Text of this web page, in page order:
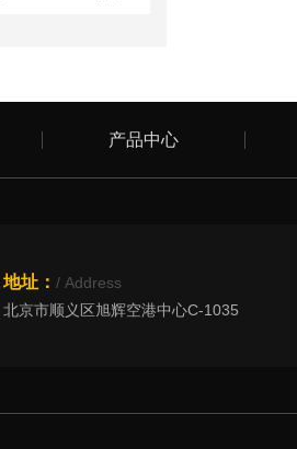
产品中心
地址： / Address
北京市顺义区旭辉空港中心C-1035